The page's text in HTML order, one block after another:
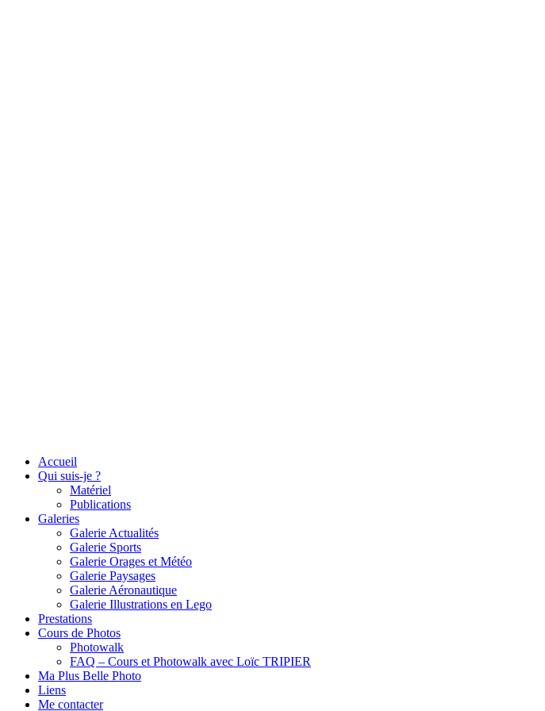
Accueil
Qui suis-je ?
Matériel
Publications
Galeries
Galerie Actualités
Galerie Sports
Galerie Orages et Météo
Galerie Paysages
Galerie Aéronautique
Galerie Illustrations en Lego
Prestations
Cours de Photos
Photowalk
FAQ – Cours et Photowalk avec Loïc TRIPIER
Ma Plus Belle Photo
Liens
Me contacter